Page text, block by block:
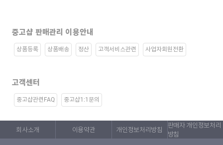
중고샵 판매관리 이용안내
상품등록 상품배송 정산 고객서비스관련 사업자회원전환
고객센터
중고샵관련FAQ 중고샵1:1문의
회사소개 이용약관 개인정보처리방침
판매자 개인정보처리
방침